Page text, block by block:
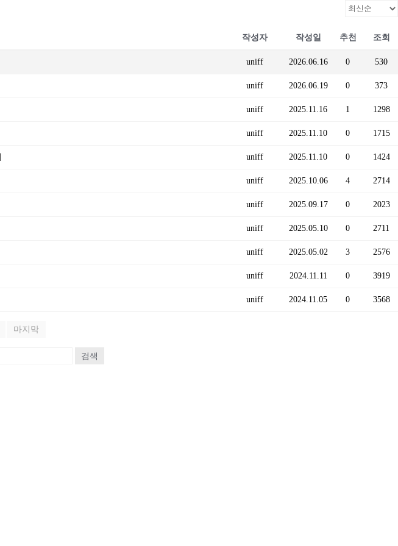
작성자 작성일 추천 조회
uniff 2026.06.16 0 530
uniff 2026.06.19 0 373
uniff 2025.11.16 1 1298
uniff 2025.11.10 0 1715
uniff 2025.11.10 0 1424
uniff 2025.10.06 4 2714
uniff 2025.09.17 0 2023
uniff 2025.05.10 0 2711
uniff 2025.05.02 3 2576
uniff 2024.11.11 0 3919
uniff 2024.11.05 0 3568
마지막
검색